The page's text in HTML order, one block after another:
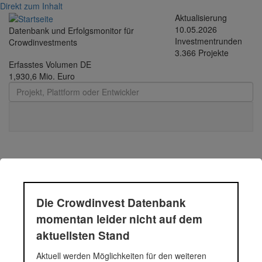
Direkt zum Inhalt
Datenbank und Erfolgsmonitor für
Crowdinvestments
Aktualisierung
10.05.2026
Investmentrunden
3.366 Projekte
Erfasstes Volumen DE
1,930,6 Mio. Euro
Solarprojekte
Deutschland - dritte
Tranche
Dr. Hack, der Gründer der Unternehmensberatungsgesellschaft
Die Crowdinvest Datenbank
momentan leider nicht auf dem
aktuellsten Stand
Aktuell werden Möglichkeiten für den weiteren